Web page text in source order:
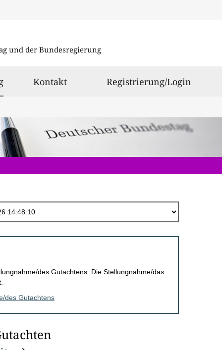
und der Bundesregierung
ausgewählt
Kontakt Registrierung/Login
des Gutachtens. Die Stellungnahme/das
des Gutachtens